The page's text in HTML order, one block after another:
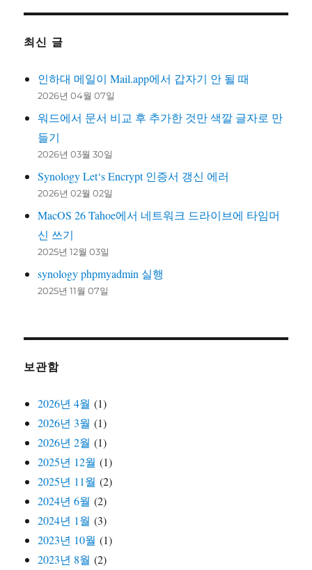
최신 글
인하대 메일이 Mail.app에서 갑자기 안 될 때
2026년 04월 07일
워드에서 문서 비교 후 추가한 것만 색깔 글자로 만
들기
2026년 03월 30일
Synology Let‘s Encrypt 인증서 갱신 에러
2026년 02월 02일
MacOS 26 Tahoe에서 네트워크 드라이브에 타임머
신 쓰기
2025년 12월 03일
synology phpmyadmin 실행
2025년 11월 07일
보관함
2026년 4월 (1)
2026년 3월 (1)
2026년 2월 (1)
2025년 12월 (1)
2025년 11월 (2)
2024년 6월 (2)
2024년 1월 (3)
2023년 10월 (1)
2023년 8월 (2)